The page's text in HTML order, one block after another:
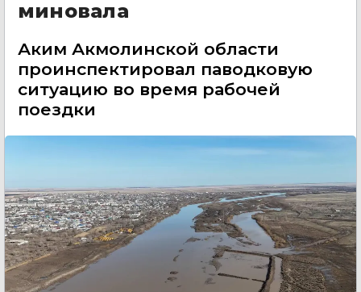
миновала
Аким Акмолинской области
проинспектировал паводковую
ситуацию во время рабочей
поездки